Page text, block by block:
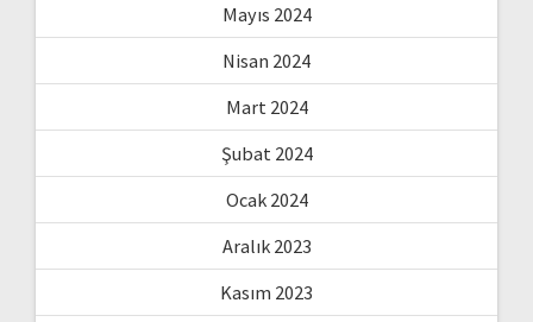
Mayıs 2024
Nisan 2024
Mart 2024
Şubat 2024
Ocak 2024
Aralık 2023
Kasım 2023